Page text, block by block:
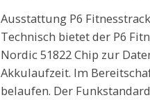
Ausstattung P6
Technisch bietet der P6
Nordic 51822 Chip zur
Akkulaufzeit. Im
belaufen. Der